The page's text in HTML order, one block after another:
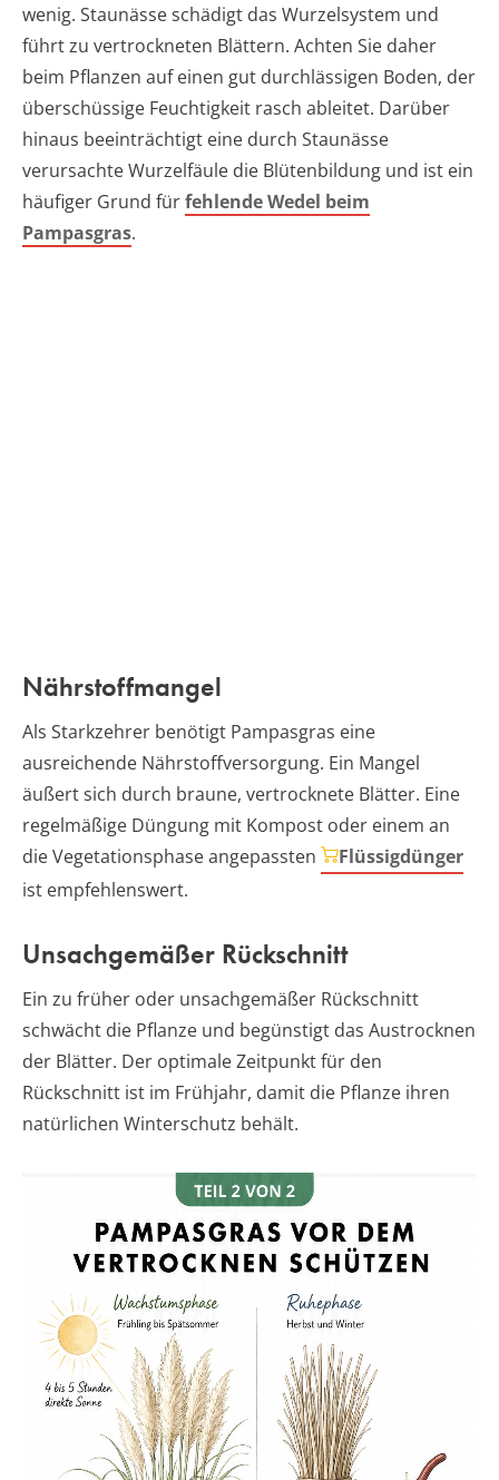
wenig. Staunässe schädigt das Wurzelsystem und
führt zu vertrockneten Blättern. Achten Sie daher
beim Pflanzen auf einen gut durchlässigen Boden, der
überschüssige Feuchtigkeit rasch ableitet. Darüber
hinaus beeinträchtigt eine durch Staunässe
verursachte Wurzelfäule die Blütenbildung und ist ein
häufiger Grund fürfehlende Wedel beim
Pampasgras.
Nährstoffmangel
Als Starkzehrer benötigt Pampasgras eine
ausreichende Nährstoffversorgung. Ein Mangel
äußert sich durch braune, vertrocknete Blätter. Eine
regelmäßige Düngung mit Kompost oder einem an
die Vegetationsphase angepassten
Flüssigdünger
ist empfehlenswert.
Unsachgemäßer Rückschnitt
Ein zu früher oder unsachgemäßer Rückschnitt
schwächt die Pflanze und begünstigt das Austrocknen
der Blätter. Der optimale Zeitpunkt für den
Rückschnitt ist im Frühjahr, damit die Pflanze ihren
natürlichen Winterschutz behält.